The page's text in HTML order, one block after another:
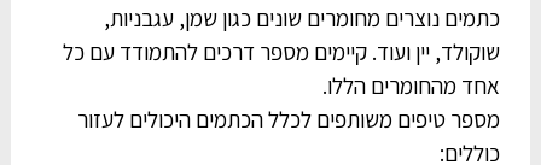
כתמים נוצרים מחומרים שונים כגון שמן, עגבניות,
שוקולד, יין ועוד. קיימים מספר דרכים להתמודד עם כל
אחד מהחומרים הללו.
מספר טיפים משותפים לכלל הכתמים היכולים לעזור
כוללים: